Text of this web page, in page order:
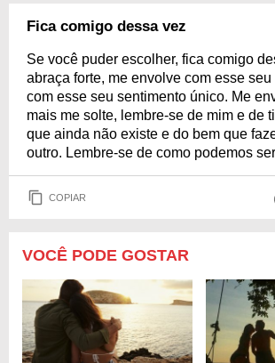
Fica comigo dessa vez
Se você puder escolher, fica comigo
abraça forte, me envolve com esse
com esse seu sentimento único. Me
mais me solte, lembre-se de mim e de
que ainda não existe e do bem que
outro. Lembre-se de como podemos
COPIAR
VOCÊ PODE GOSTAR